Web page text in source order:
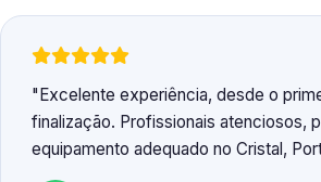
Excelente experiência, desde o
finalização. Profissionais atenciosos,
equipamento adequado no Cristal,